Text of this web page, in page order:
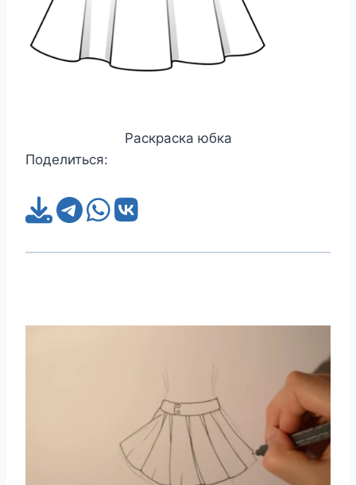
Раскраска юбка
Поделиться: